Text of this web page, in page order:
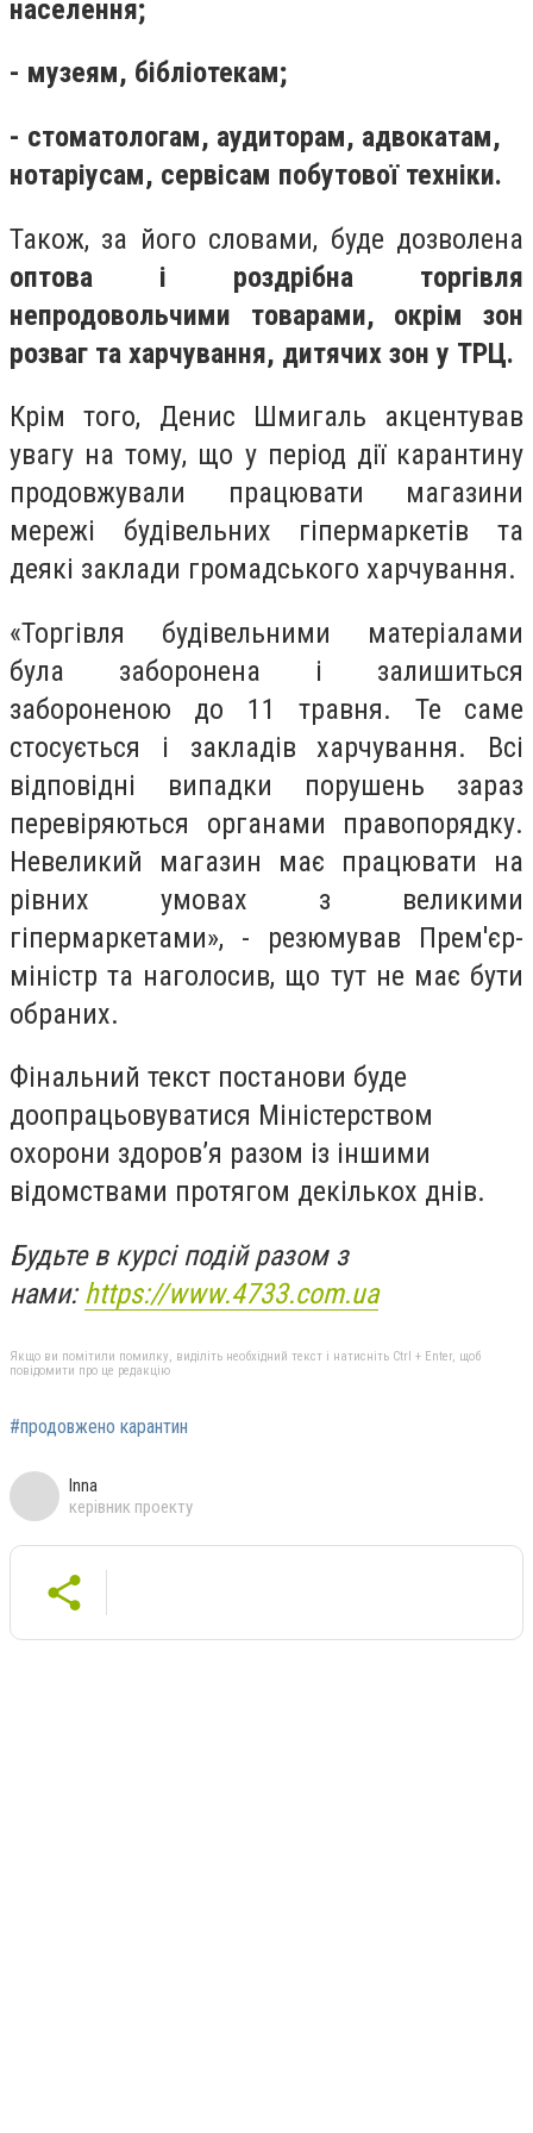
населення;
- музеям, бібліотекам;
- стоматологам, аудиторам, адвокатам,
нотаріусам, сервісам побутової техніки.
Також, за його словами, буде дозволена
оптова і роздрібна торгівля
непродовольчими товарами, окрім зон
розваг та харчування, дитячих зон у ТРЦ.
Крім того, Денис Шмигаль акцентував
увагу на тому, що у період дії карантину
продовжували працювати магазини
мережі будівельних гіпермаркетів та
деякі заклади громадського харчування.
«Торгівля будівельними матеріалами
була заборонена і залишиться
забороненою до 11 травня. Те саме
стосується і закладів харчування. Всі
відповідні випадки порушень зараз
перевіряються органами правопорядку.
Невеликий магазин має працювати на
рівних умовах з великими
гіпермаркетами», - резюмував Прем'єр-
міністр та наголосив, що тут не має бути
обраних.
Фінальний текст постанови буде
доопрацьовуватися Міністерством
охорони здоров’я разом із іншими
відомствами протягом декількох днів.
Будьте в курсі подій разом з
нами:https://www.4733.com.ua
Якщо ви помітили помилку, виділіть необхідний текст і натисніть Ctrl + Enter, щоб
повідомити про це редакцію
#продовжено карантин
Inna
керівник проекту